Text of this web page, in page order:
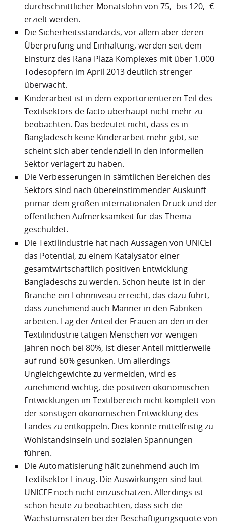
durchschnittlicher Monatslohn von 75,- bis 120,- €
erzielt werden.
Die Sicherheitsstandards, vor allem aber deren
Überprüfung und Einhaltung, werden seit dem
Einsturz des Rana Plaza Komplexes mit über 1.000
Todesopfern im April 2013 deutlich strenger
überwacht.
Kinderarbeit ist in dem exportorientieren Teil des
Textilsektors de facto überhaupt nicht mehr zu
beobachten. Das bedeutet nicht, dass es in
Bangladesch keine Kinderarbeit mehr gibt, sie
scheint sich aber tendenziell in den informellen
Sektor verlagert zu haben.
Die Verbesserungen in sämtlichen Bereichen des
Sektors sind nach übereinstimmender Auskunft
primär dem großen internationalen Druck und der
öffentlichen Aufmerksamkeit für das Thema
geschuldet.
Die Textilindustrie hat nach Aussagen von UNICEF
das Potential, zu einem Katalysator einer
gesamtwirtschaftlich positiven Entwicklung
Bangladeschs zu werden. Schon heute ist in der
Branche ein Lohnniveau erreicht, das dazu führt,
dass zunehmend auch Männer in den Fabriken
arbeiten. Lag der Anteil der Frauen an den in der
Textilindustrie tätigen Menschen vor wenigen
Jahren noch bei 80%, ist dieser Anteil mittlerweile
auf rund 60% gesunken. Um allerdings
Ungleichgewichte zu vermeiden, wird es
zunehmend wichtig, die positiven ökonomischen
Entwicklungen im Textilbereich nicht komplett von
der sonstigen ökonomischen Entwicklung des
Landes zu entkoppeln. Dies könnte mittelfristig zu
Wohlstandsinseln und sozialen Spannungen
führen.
Die Automatisierung hält zunehmend auch im
Textilsektor Einzug. Die Auswirkungen sind laut
UNICEF noch nicht einzuschätzen. Allerdings ist
schon heute zu beobachten, dass sich die
Wachstumsraten bei der Beschäftigungsquote von